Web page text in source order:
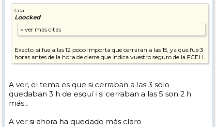
Cita
Loocked
Exacto, si fue a las 12 poco importa que cerraran a las 15, ya que fue 3
horas antes de la hora de cierre que indica vuestro seguro de la FCEH.
A ver, el tema es que si cerraban a las 3 solo
quedaban 3 h de esquí i si cerraban a las 5 son 2 h
más...
A ver si ahora ha quedado más claro